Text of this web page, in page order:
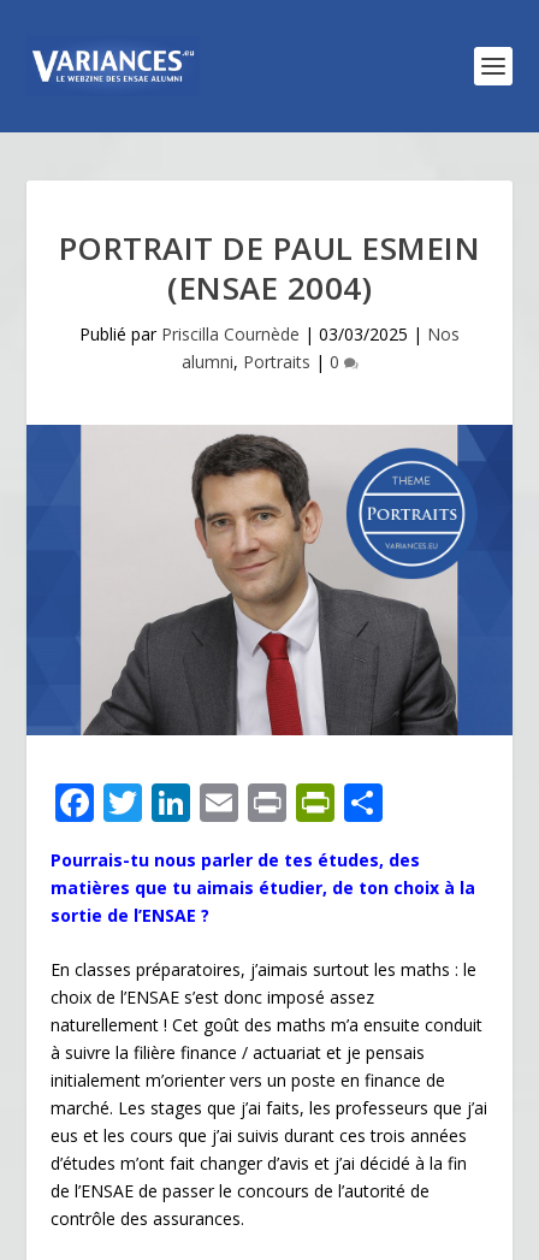
PORTRAIT DE PAUL ESMEIN
(ENSAE 2004)
Publié par Priscilla Cournède | 03/03/2025 | Nos
alumni, Portraits | 0
F
ac
e
b
o
o
k
T
itt
er
Li
k
e
dI
n
E
m
ai
Pr
in
t
Pr
in
tF
e
n
dl
y
ar
ta
er
Pourrais-tu nous parler de tes études, des
matières que tu aimais étudier, de ton choix à la
sortie de l’ENSAE ?
En classes préparatoires, j’aimais surtout les maths : le
choix de l’ENSAE s’est donc imposé assez
naturellement ! Cet goût des maths m’a ensuite conduit
à suivre la filière finance / actuariat et je pensais
initialement m’orienter vers un poste en finance de
marché. Les stages que j’ai faits, les professeurs que j’ai
eus et les cours que j’ai suivis durant ces trois années
d’études m’ont fait changer d’avis et j’ai décidé à la fin
de l’ENSAE de passer le concours de l’autorité de
contrôle des assurances.